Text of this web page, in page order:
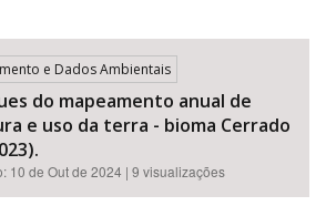
e Dados Ambientais
do mapeamento anual de
e uso da terra - bioma Cerrado
10 de Out de 2024 | 9 visualizações